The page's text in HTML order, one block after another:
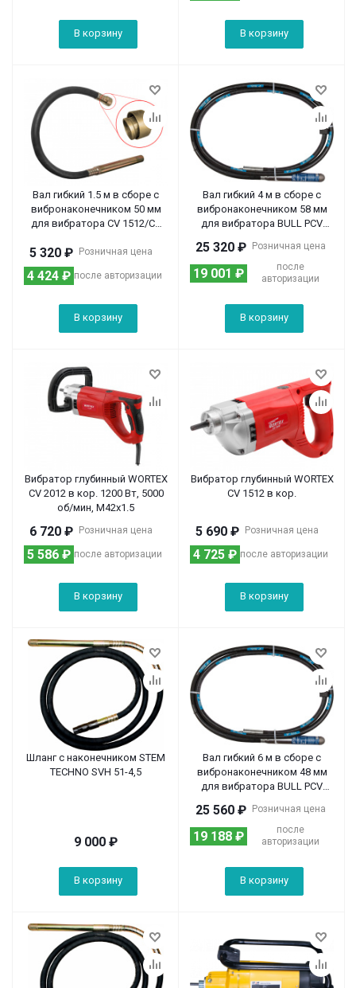
В корзину В корзину
Вал гибкий 1.5 м в сборе с
вибронаконечником 50 мм
для вибратора CV 1512/CV
Розничная цена
5 320 ₽
после авторизации
4 424 ₽
В корзину
Вал гибкий 4 м в сборе с
вибронаконечником 58 мм
для вибратора BULL PCV
Розничная цена
25 320 ₽
после
авторизации
19 001 ₽
В корзину
Вибратор глубинный WORTEX
CV 2012 в кор. 1200 Вт, 5000
об/мин, М42х1.5
Розничная цена
6 720 ₽
после авторизации
5 586 ₽
В корзину
Вибратор глубинный WORTEX
CV 1512 в кор.
Розничная цена
5 690 ₽
после авторизации
4 725 ₽
В корзину
Шланг с наконечником STEM
TECHNO SVH 51-4,5
9 000 ₽
В корзину
Вал гибкий 6 м в сборе с
вибронаконечником 48 мм
для вибратора BULL PCV
Розничная цена
25 560 ₽
после
авторизации
19 188 ₽
В корзину